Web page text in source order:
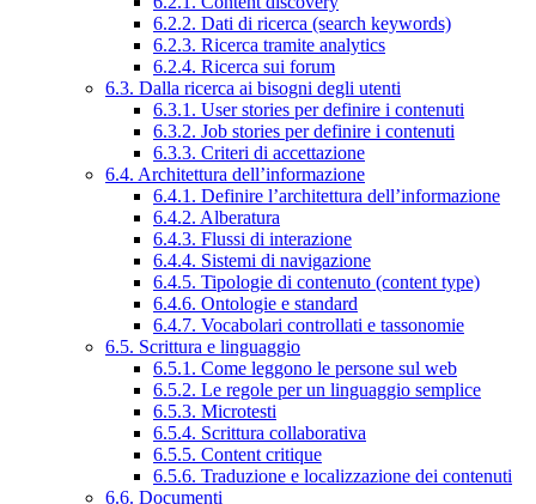
6.2.2. Dati di ricerca (search keywords)
6.2.3. Ricerca tramite analytics
6.2.4. Ricerca sui forum
6.3. Dalla ricerca ai bisogni degli utenti
6.3.1. User stories per definire i contenuti
6.3.2. Job stories per definire i contenuti
6.3.3. Criteri di accettazione
6.4. Architettura dell’informazione
6.4.1. Definire l’architettura dell’informazione
6.4.2. Alberatura
6.4.3. Flussi di interazione
6.4.4. Sistemi di navigazione
6.4.5. Tipologie di contenuto (content type)
6.4.6. Ontologie e standard
6.4.7. Vocabolari controllati e tassonomie
6.5. Scrittura e linguaggio
6.5.1. Come leggono le persone sul web
6.5.2. Le regole per un linguaggio semplice
6.5.3. Microtesti
6.5.4. Scrittura collaborativa
6.5.5. Content critique
6.5.6. Traduzione e localizzazione dei contenuti
6.6. Documenti